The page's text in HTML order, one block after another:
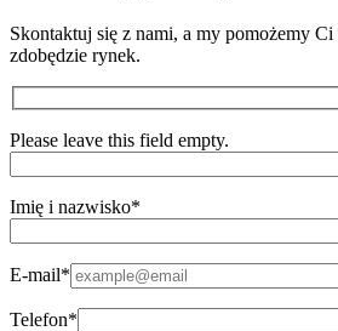
Skontaktuj się z nami, a my pomożemy
zdobędzie rynek.
Please leave this field empty.
Imię i nazwisko*
E-mail*
Telefon*